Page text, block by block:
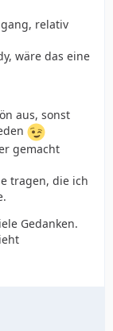
relativ
wäre das eine
aus, sonst
gemacht
tragen, die ich
Gedanken.